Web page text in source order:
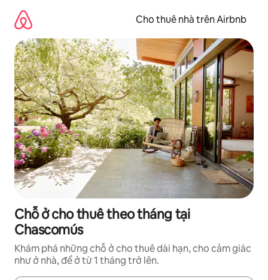
dung
Cho thuê nhà trên Airbnb
Chỗ ở cho thuê theo tháng tại
Chascomús
Khám phá những chỗ ở cho thuê dài hạn, cho cảm giác
như ở nhà, để ở từ 1 tháng trở lên.